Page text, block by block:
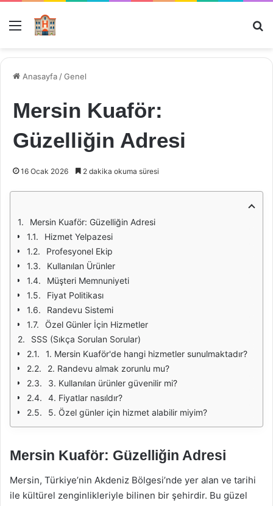
Menü
Anasayfa /Genel
Mersin Kuaför:
Güzelliğin Adresi
16 Ocak 2026 2 dakika okuma süresi
Mersin Kuaför: Güzelliğin Adresi
Hizmet Yelpazesi
Profesyonel Ekip
Kullanılan Ürünler
Müşteri Memnuniyeti
Fiyat Politikası
Randevu Sistemi
Özel Günler İçin Hizmetler
SSS (Sıkça Sorulan Sorular)
1. Mersin Kuaför'de hangi hizmetler sunulmaktadır?
2. Randevu almak zorunlu mu?
3. Kullanılan ürünler güvenilir mi?
4. Fiyatlar nasıldır?
5. Özel günler için hizmet alabilir miyim?
Mersin Kuaför: Güzelliğin Adresi
Mersin, Türkiye’nin Akdeniz Bölgesi’nde yer alan ve tarihi
ile kültürel zenginlikleriyle bilinen bir şehirdir. Bu güzel